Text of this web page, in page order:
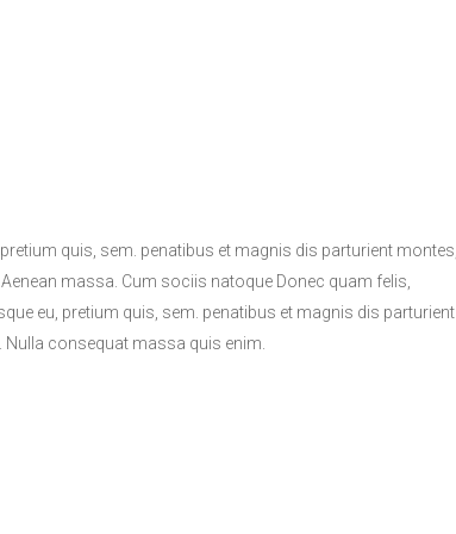
quis, sem. penatibus et magnis dis parturient montes,
massa. Cum sociis natoque Donec quam felis,
eu, pretium quis, sem. penatibus et magnis dis parturient
Nulla consequat massa quis enim.